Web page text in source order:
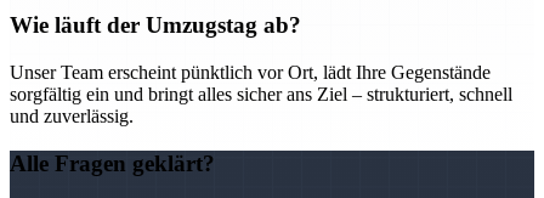
Wie läuft der Umzugstag ab?
Unser Team erscheint pünktlich vor Ort, lädt Ihre Gegenstände
sorgfältig ein und bringt alles sicher ans Ziel – strukturiert, schnell
und zuverlässig.
Alle Fragen geklärt?